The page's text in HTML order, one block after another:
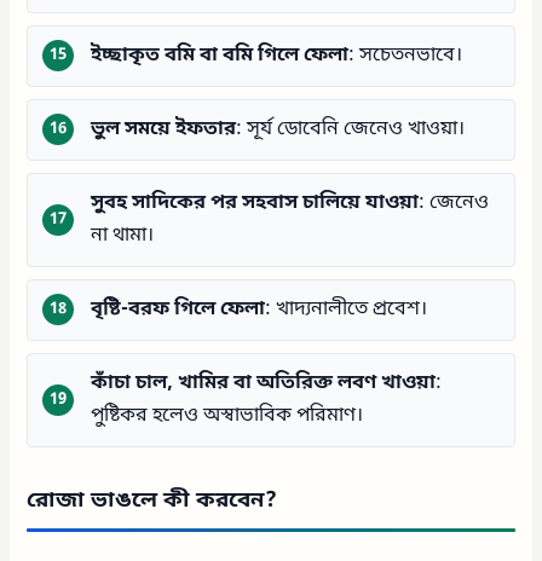
ইচ্ছাকৃত বমি বা বমি গিলে ফেলা: সচেতনভাবে।
ভুল সময়ে ইফতার: সূর্য ডোবেনি জেনেও খাওয়া।
সুবহ সাদিকের পর সহবাস চালিয়ে যাওয়া: জেনেও
না থামা।
বৃষ্টি-বরফ গিলে ফেলা: খাদ্যনালীতে প্রবেশ।
কাঁচা চাল, খামির বা অতিরিক্ত লবণ খাওয়া:
পুষ্টিকর হলেও অস্বাভাবিক পরিমাণ।
রোজা ভাঙলে কী করবেন?